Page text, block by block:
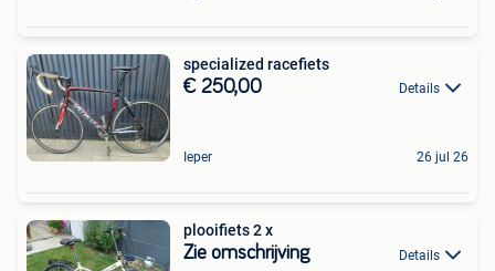
specialized racefiets
€ 250,00 Details
Ieper 26 jul 26
plooifiets 2 x
Zie omschrijving Details